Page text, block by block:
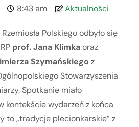
8:43 am Aktualności
Polskiego odbyło się
prof. Jana Klimkaoraz
Szymańskiego z
Stowarzyszenia
Spotkanie miało
kontekście wydarzeń z końca
to „tradycje plecionkarskie” z